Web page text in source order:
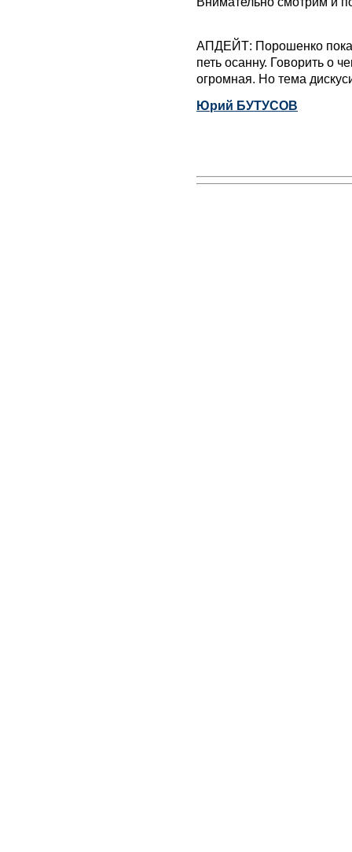
АПДЕЙТ: Порошенко пока
петь осанну. Говорить о
огромная. Но тема
Юрий БУТУСОВ